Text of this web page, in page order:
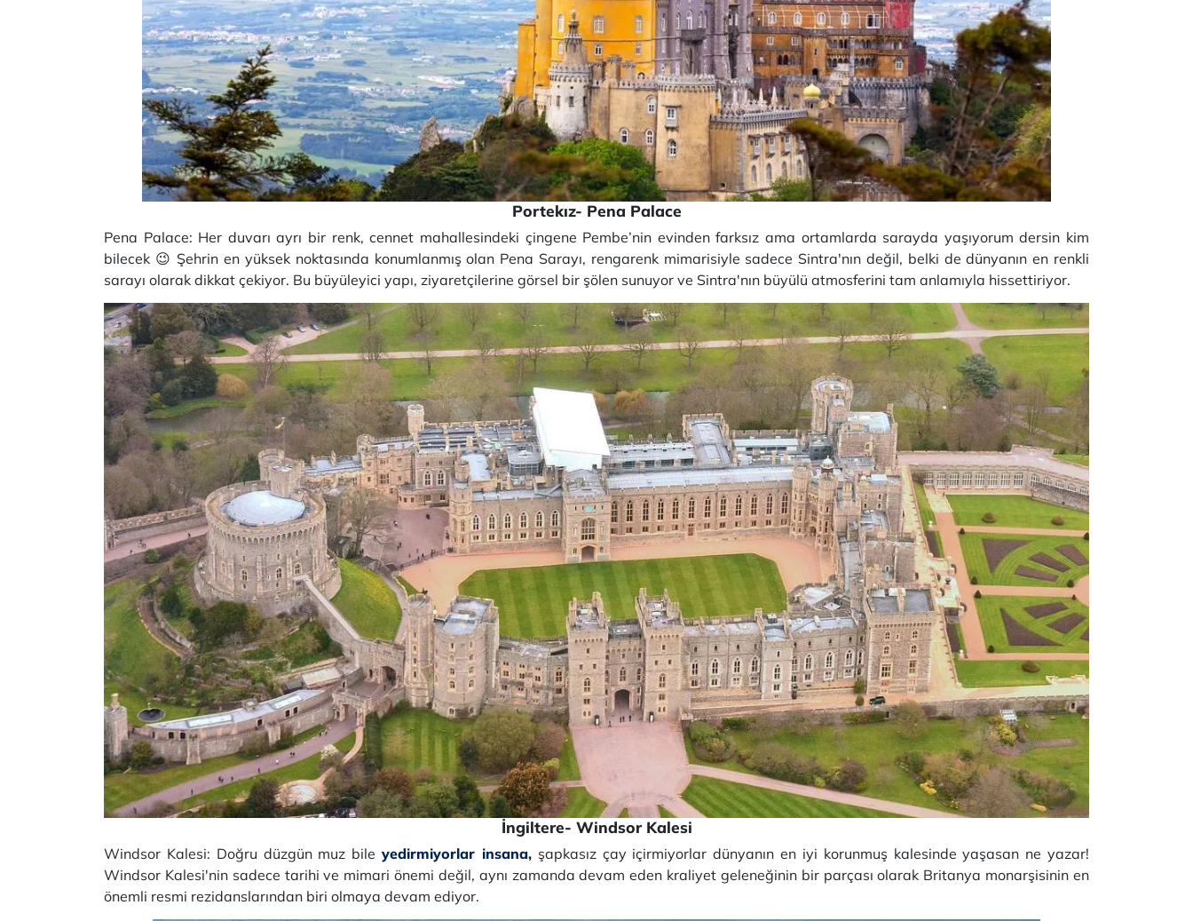
Portekız- Pena Palace
Pena Palace: Her duvarı ayrı bir renk, cennet mahallesindeki çingene Pembe’nin evinden farksız ama ortamlarda sarayda yaşıyorum dersin kim
bilecek 😉 Şehrin en yüksek noktasında konumlanmış olan Pena Sarayı, rengarenk mimarisiyle sadece Sintra'nın değil, belki de dünyanın en renkli
sarayı olarak dikkat çekiyor. Bu büyüleyici yapı, ziyaretçilerine görsel bir şölen sunuyor ve Sintra'nın büyülü atmosferini tam anlamıyla hissettiriyor.
İngiltere- Windsor Kalesi
Windsor Kalesi: Doğru düzgün muz bile yedirmiyorlar insana,şapkasız çay içirmiyorlar dünyanın en iyi korunmuş kalesinde yaşasan ne yazar!
Windsor Kalesi'nin sadece tarihi ve mimari önemi değil, aynı zamanda devam eden kraliyet geleneğinin bir parçası olarak Britanya monarşisinin en
önemli resmi rezidanslarından biri olmaya devam ediyor.